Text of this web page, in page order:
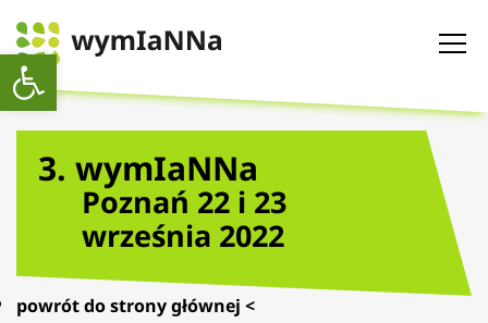
Otwórz pasek narzędzi
3. wymIaNNa
Poznań 22 i 23
września 2022
powrót do strony głównej <